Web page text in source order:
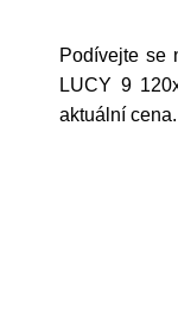
Podívejte se
LUCY 9
aktuální cena.